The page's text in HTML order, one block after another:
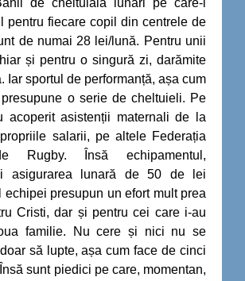
pentru fiecare copil din centrele de
de numai 28 lei/lună. Pentru unii
și pentru o singură zi, darămite
Iar sportul de performanță, așa cum
o serie de cheltuieli. Pe
acoperit asistenții maternali de la
salarii, pe altele Federația
Rugby. Însă echipamentul,
asigurarea lunară de 50 de lei
echipei presupun un efort mult prea
Cristi, dar și pentru cei care i-au
familie. Nu cere și nici nu se
să lupte, așa cum face de cinci
sunt piedici pe care, momentan,